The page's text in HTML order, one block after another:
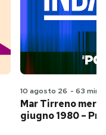
10 agosto 26 - 63 min
Mar Tirreno
giugno 1980 –